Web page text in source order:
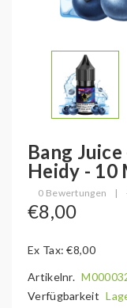
Bang
Heidy - 10
0 Bewertungen |
€8,00
Ex Tax: €8,00
Artikelnr.
Verfügbarkeit